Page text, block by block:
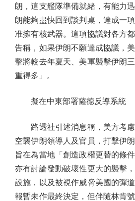
朗，這支艦隊準備就緒，有能力
朗能夠盡快回到談判桌，達成一
准擁有核武器。這項協議對各方
告稱，如果伊朗不願達成協議，
擊將較去年夏天、美軍襲擊伊朗
重得多」。
擬在中東部署薩德反導系統
路透社引述消息稱，美方考慮
空襲伊朗領導人及官員，打擊伊
旨在為當地「創造政權更替的條
亦有討論發動破壞性更大的襲擊
設施，以及被視作威脅美國的彈
報暫未作最終決定，但伴隨林肯